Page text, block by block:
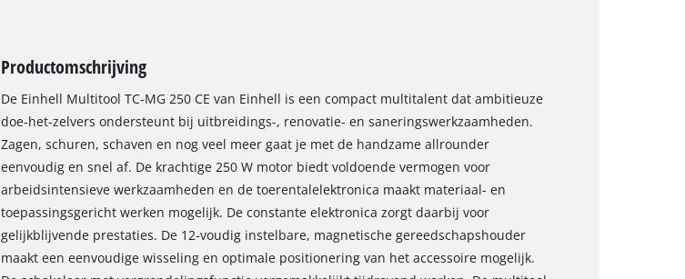
Productomschrijving
De Einhell Multitool TC-MG 250 CE van Einhell is een compact multitalent dat ambitieuze
doe-het-zelvers ondersteunt bij uitbreidings-, renovatie- en saneringswerkzaamheden.
Zagen, schuren, schaven en nog veel meer gaat je met de handzame allrounder
eenvoudig en snel af. De krachtige 250 W motor biedt voldoende vermogen voor
arbeidsintensieve werkzaamheden en de toerentalelektronica maakt materiaal- en
toepassingsgericht werken mogelijk. De constante elektronica zorgt daarbij voor
gelijkblijvende prestaties. De 12-voudig instelbare, magnetische gereedschapshouder
maakt een eenvoudige wisseling en optimale positionering van het accessoire mogelijk.